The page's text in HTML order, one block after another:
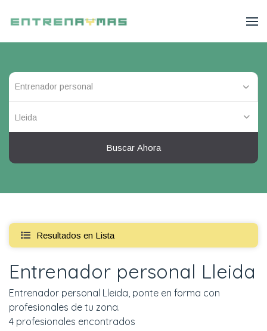
Lleida
Buscar Ahora
Resultados en Lista
Entrenador personal Lleida
Entrenador personal Lleida, ponte en forma con
profesionales de tu zona.
4 profesionales encontrados